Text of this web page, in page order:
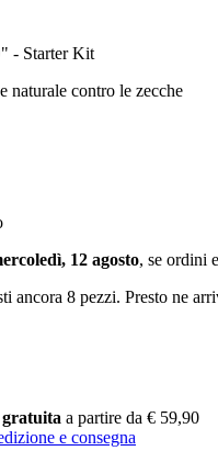
- Starter Kit
naturale contro le zecche
12 agosto, se ordini
ancora 8 pezzi. Presto ne
a partire da € 59,90
e consegna